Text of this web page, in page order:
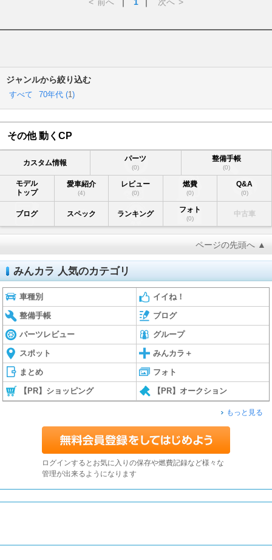
< 前へ 1 次へ >
ジャンルから絞り込む
すべて 70年代 (1)
その他 動くCP
カスタム情報 パーツ
(0)
整備手帳
(0)
モデル
トップ
愛車紹介
(4)
レビュー
(0)
燃費
(0)
Q&A
(0)
ブログ スペック ランキング フォト
(0)
中古車
ページの先頭へ ▲
みんカラ 人気のカテゴリ
車種別 イイね！
整備手帳 ブログ
パーツレビュー グループ
スポット みんカラ＋
まとめ フォト
【PR】ショッピング 【PR】オークション
もっと見る
ログインするとお気に入りの保存や燃費記録など様々な
管理が出来るようになります